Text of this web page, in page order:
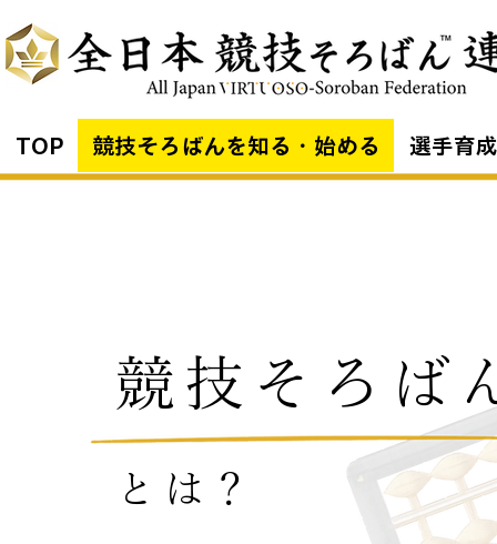
TOP 競技そろばんを知る・始める 選手育
競技そろば
​とは？